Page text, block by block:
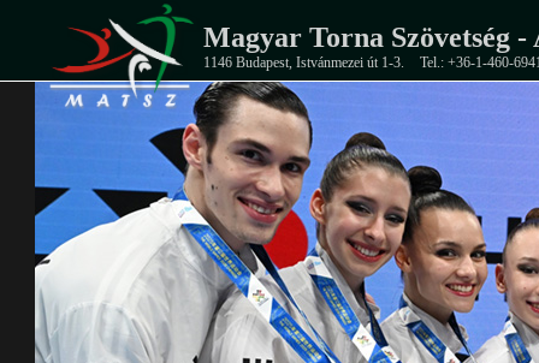
Magyar Torna Szövetség -
1146 Budapest, Istvánmezei út 1-3. Tel.: +36-1-460-